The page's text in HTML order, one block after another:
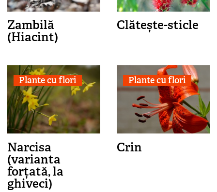
Zambilă
(Hiacint)
Clătește-sticle
Plante cu flori
Narcisa
(varianta
forțată, la
ghiveci)
Plante cu flori
Crin